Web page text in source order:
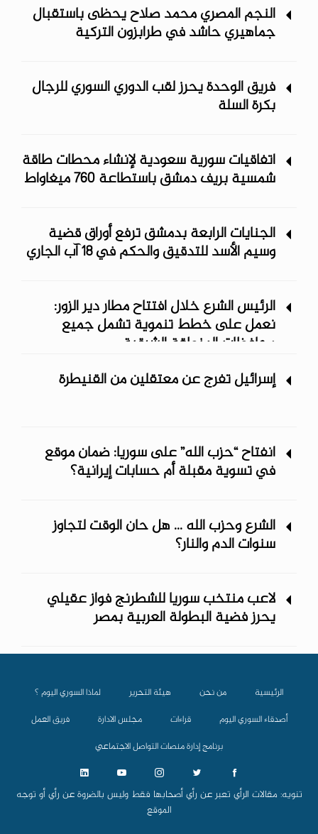
النجم المصري محمد صلاح يحظى باستقبال
جماهيري حاشد في طرابزون التركية
فريق الوحدة يحرز لقب الدوري السوري للرجال
بكرة السلة
اتفاقيات سورية سعودية لإنشاء محطات طاقة
شمسية ‏بريف دمشق باستطاعة 760 ميغاواط
الجنايات الرابعة بدمشق ترفع أوراق قضية
وسيم الأسد للتدقيق والحكم في 18 آب الجاري
الرئيس الشرع خلال افتتاح مطار دير الزور:
نعمل على خطط تنموية تشمل جميع
محافظات المنطقة الشرقية
إسرائيل تفرج عن معتقلين من القنيطرة
انفتاح “حزب الله” على سوريا: ضمان موقع
في تسوية مقبلة أم حسابات إيرانية؟
الشرع وحزب الله ... هل حان الوقت لتجاوز
سنوات الدم والنار؟
لاعب منتخب سوريا للشطرنج فواز عقيلي
يحرز فضية البطولة العربية بمصر
الرئيسية من نحن هيئة التحرير
لماذا السوري اليوم ؟
أصدقاء السوري اليوم
قراءات مجلس الادارة
فريق العمل
برنامج إدارة منصات التواصل الاجتماعي
تنويه: مقالات الرأي تعبر عن رأي أصحابها فقط وليس بالضروة عن رأي أو توجه
الموقع